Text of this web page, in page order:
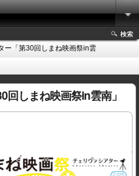
検索
ー「第30回しまね映画祭in雲
回しまね映画祭in雲南」